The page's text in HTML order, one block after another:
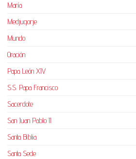
María
Medjugorje
Mundo
Oración
Papa León XIV
S.S. Papa Francisco
Sacerdote
San Juan Pablo II
Santa Biblia
Santa Sede